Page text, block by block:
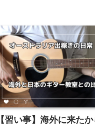
【習い事】海外に来た